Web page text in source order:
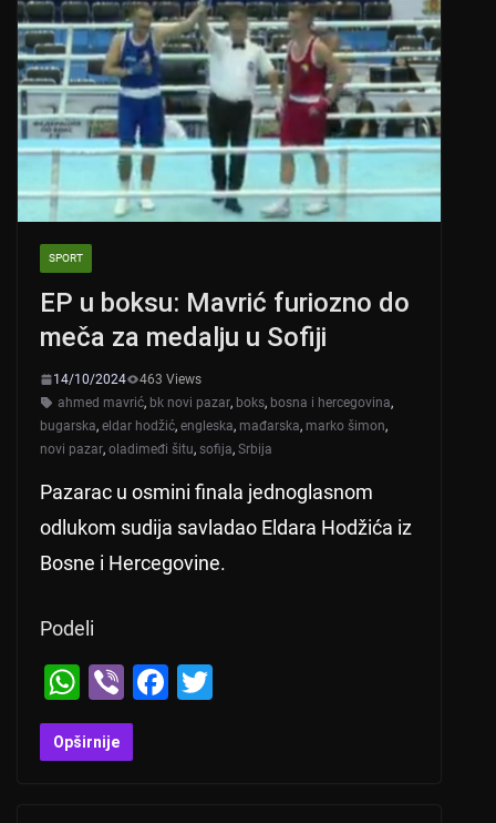
p
p
o
o
k
SPORT
EP u boksu: Mavrić furiozno do
meča za medalju u Sofiji
14/10/2024
463 Views
ahmed mavrić, bk novi pazar, boks, bosna i hercegovina,
bugarska, eldar hodžić, engleska, mađarska, marko šimon,
novi pazar, oladimeđi šitu, sofija, Srbija
Pazarac u osmini finala jednoglasnom
odlukom sudija savladao Eldara Hodžića iz
Bosne i Hercegovine.
Podeli
W
h
at
Vi
b
er
F
Opširnije